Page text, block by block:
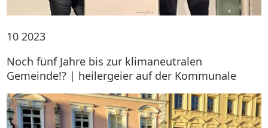
10 2023
Noch fünf Jahre bis zur klimaneutralen
Gemeinde!? | heilergeier auf der Kommunale